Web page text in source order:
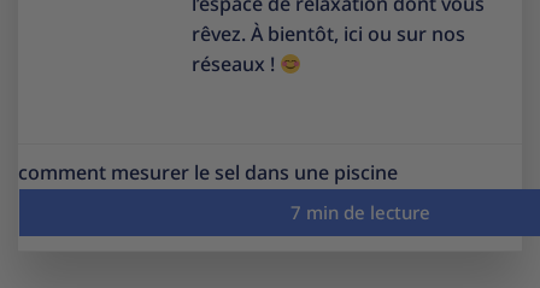
rêvez. À bientôt, ici ou sur nos
réseaux !
comment mesurer le sel dans une piscine